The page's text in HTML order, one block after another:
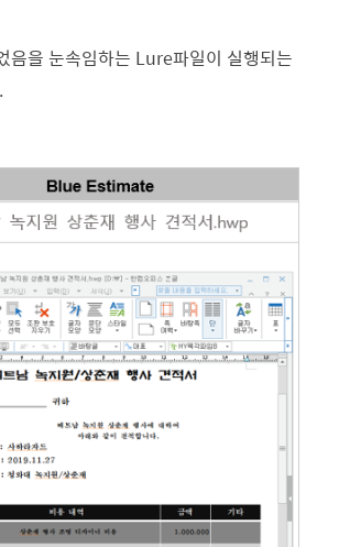
음을 눈속임하는 Lure파일이 실행되는